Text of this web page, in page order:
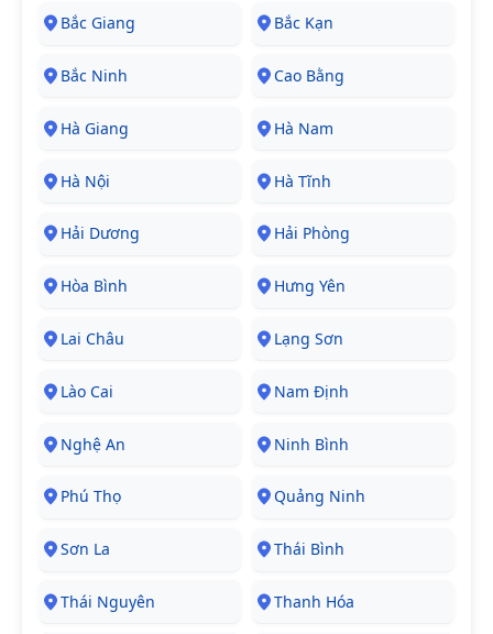
Bắc Giang Bắc Kạn
Bắc Ninh Cao Bằng
Hà Giang Hà Nam
Hà Nội Hà Tĩnh
Hải Dương Hải Phòng
Hòa Bình Hưng Yên
Lai Châu Lạng Sơn
Lào Cai Nam Định
Nghệ An Ninh Bình
Phú Thọ Quảng Ninh
Sơn La Thái Bình
Thái Nguyên Thanh Hóa